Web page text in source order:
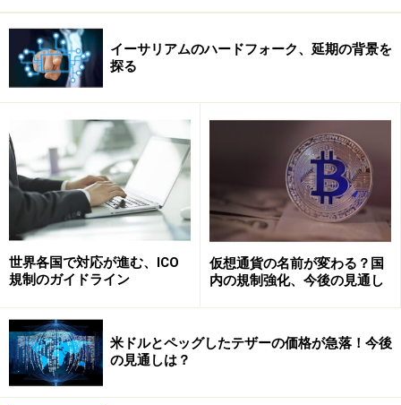
3）1satoshi単位（ビットコインの最小単
位）での少額決済（マイクロペイメント）
が可能となる
現状では、例えば1satoshi単位でビットコインを送金し
たとしても取引手数料の方が高くなってしまうのでマイ
クロペイメントを実行すると割に合わないのですが、ラ
イーサリアムのハードフォーク、延期の背景を
探る
世界各国で対応が進む、ICO
規制のガイドライン
仮想通貨の名前が変わる？国
内の規制強化、今後の見通し
米ドルとペッグしたテザーの価格が急落！今後
の見通しは？